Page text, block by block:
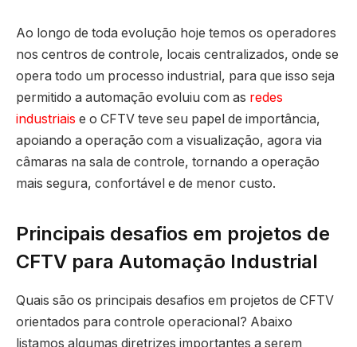
Ao longo de toda evolução hoje temos os operadores
nos centros de controle, locais centralizados, onde se
opera todo um processo industrial, para que isso seja
permitido a automação evoluiu com as redes
industriais e o CFTV teve seu papel de importância,
apoiando a operação com a visualização, agora via
câmaras na sala de controle, tornando a operação
mais segura, confortável e de menor custo.
Principais desafios em projetos de
CFTV para Automação Industrial
Quais são os principais desafios em projetos de CFTV
orientados para controle operacional? Abaixo
listamos algumas diretrizes importantes a serem